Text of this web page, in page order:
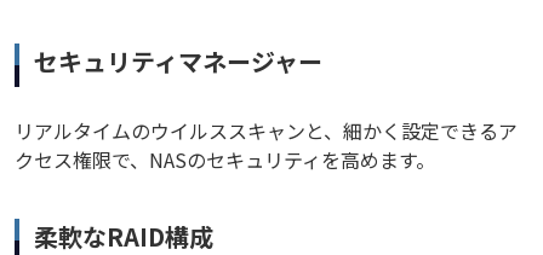
セキュリティマネージャー
リアルタイムのウイルススキャンと、細かく設定できるア
クセス権限で、NASのセキュリティを高めます。
柔軟なRAID構成